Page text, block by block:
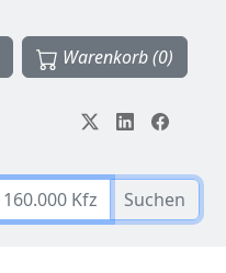
Warenkorb (0)
Suchen